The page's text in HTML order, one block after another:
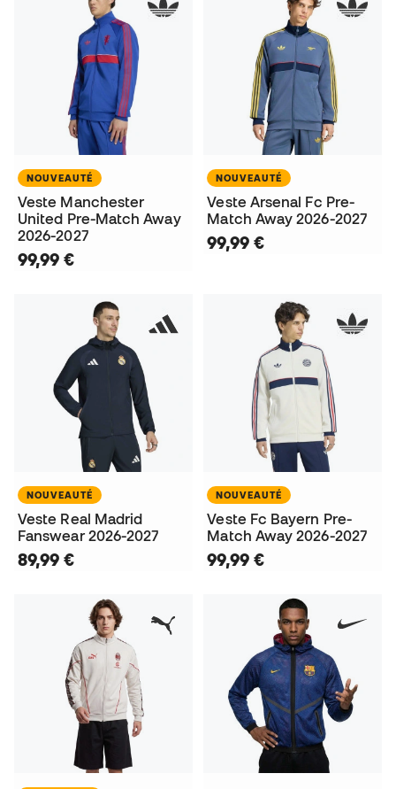
NOUVEAUTÉ
Veste Manchester
United Pre-Match Away
2026-2027
99,99 €
NOUVEAUTÉ
Veste Arsenal Fc Pre-
Match Away 2026-2027
99,99 €
NOUVEAUTÉ
Veste Real Madrid
Fanswear 2026-2027
89,99 €
NOUVEAUTÉ
Veste Fc Bayern Pre-
Match Away 2026-2027
99,99 €